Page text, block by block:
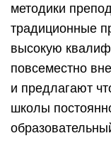
методики
традиционные
высокую
повсеместно
и предлагают
школы